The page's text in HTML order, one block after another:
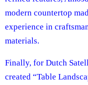
modern countertop
experience in
materials.
Finally, for Dutch
created “Table